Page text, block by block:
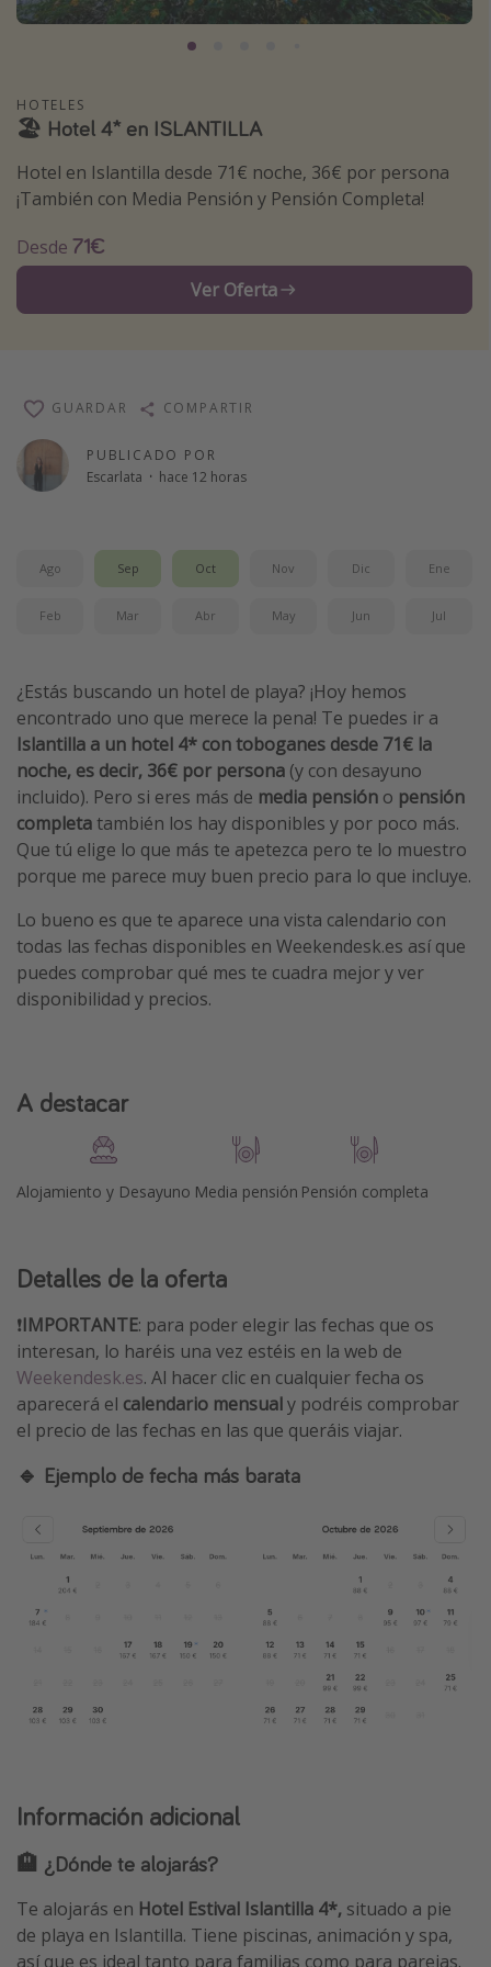
Marruecos
México
Tailandia
Maldivas
Albania
Inspiración para viajes
Camping
Viajar sola como mujer
Ofertas para Vacaciones Activas
Viajes en familia
Viajes para singles
Escapadas románticas
Trabajar en el extranjero
Cruceros por el Mediterráneo
Hoteles más hot de España
Guía de equipaje de mano
Parques de atracciones
Viaja con musicales
El Rey León el musical
Harry Potter en Londres y otros destinos
Eventos deportivos
HOTELES
🏖️ Hotel 4* en ISLANTILLA
Hotel en Islantilla desde 71€ noche, 36€ por persona
¡También con Media Pensión y Pensión Completa!
Desde 71€
Ver Oferta
PUBLICADO POR
Escarlata · hace 12 horas
GUARDAR COMPARTIR
Ago Sep Oct Nov Dic Ene
Feb Mar Abr May Jun Jul
¿Estás buscando un hotel de playa? ¡Hoy hemos
encontrado uno que merece la pena! Te puedes ir a
Islantilla a un hotel 4* con toboganes desde 71€ la
noche, es decir, 36€ por persona (y con desayuno
incluido). Pero si eres más de media pensión o pensión
completa también los hay disponibles y por poco más.
Que tú elige lo que más te apetezca pero te lo muestro
porque me parece muy buen precio para lo que incluye.
Lo bueno es que te aparece una vista calendario con
todas las fechas disponibles en Weekendesk.es así que
puedes comprobar qué mes te cuadra mejor y ver
disponibilidad y precios.
A destacar
Alojamiento y Desayuno Media pensión Pensión completa
Detalles de la oferta
❗️IMPORTANTE: para poder elegir las fechas que os
interesan, lo haréis una vez estéis en la web de
Weekendesk.es. Al hacer clic en cualquier fecha os
aparecerá el calendario mensualy podréis comprobar
el precio de las fechas en las que queráis viajar.
🔹 Ejemplo de fecha más barata
Información adicional
🏨 ¿Dónde te alojarás?
Te alojarás en Hotel Estival Islantilla 4*, situado a pie
de playa en Islantilla. Tiene piscinas, animación y spa,
así que es ideal tanto para familias como para parejas.